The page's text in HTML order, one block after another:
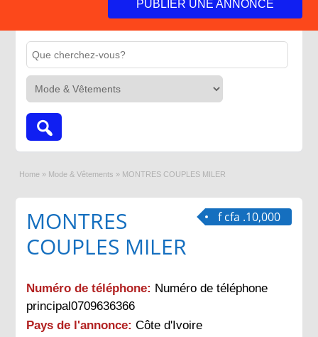
PUBLIER UNE ANNONCE
Home » Mode & Vêtements » MONTRES COUPLES MILER
f cfa .10,000
MONTRES
COUPLES MILER
Numéro de téléphone: Numéro de téléphone
principal0709636366
Pays de l'annonce: Côte d'Ivoire